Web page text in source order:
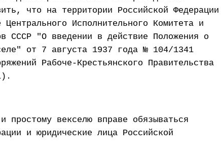
что на территории Российской Федерации
Центрального Исполнительного Комитета и
СССР "О введении в действие Положения о
от 7 августа 1937 года № 104/1341
Рабоче-Крестьянского Правительства
простому векселю вправе обязываться
и юридические лица Российской